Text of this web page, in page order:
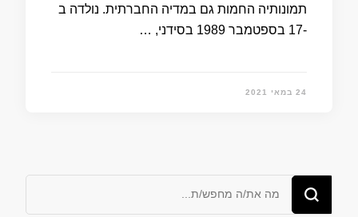
תמונותיה החמות גם במדיה החברתית. נולדה ב
-17 בספטמבר 1989 בסידני, …
24 במאי 2021
מחפש/ת
משהו?